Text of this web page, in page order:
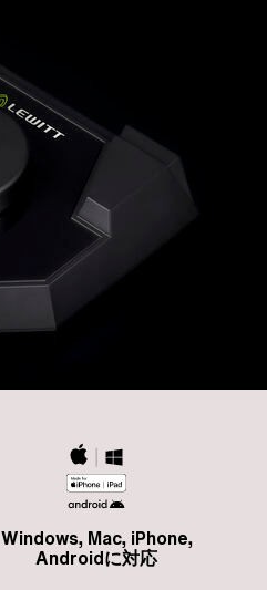
Windows, Mac, iPhone,
Androidに対応